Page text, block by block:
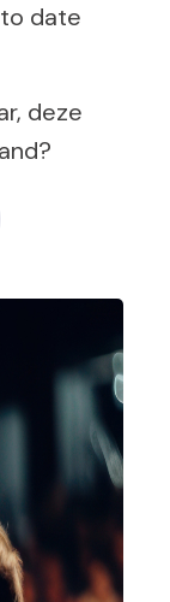
date
deze